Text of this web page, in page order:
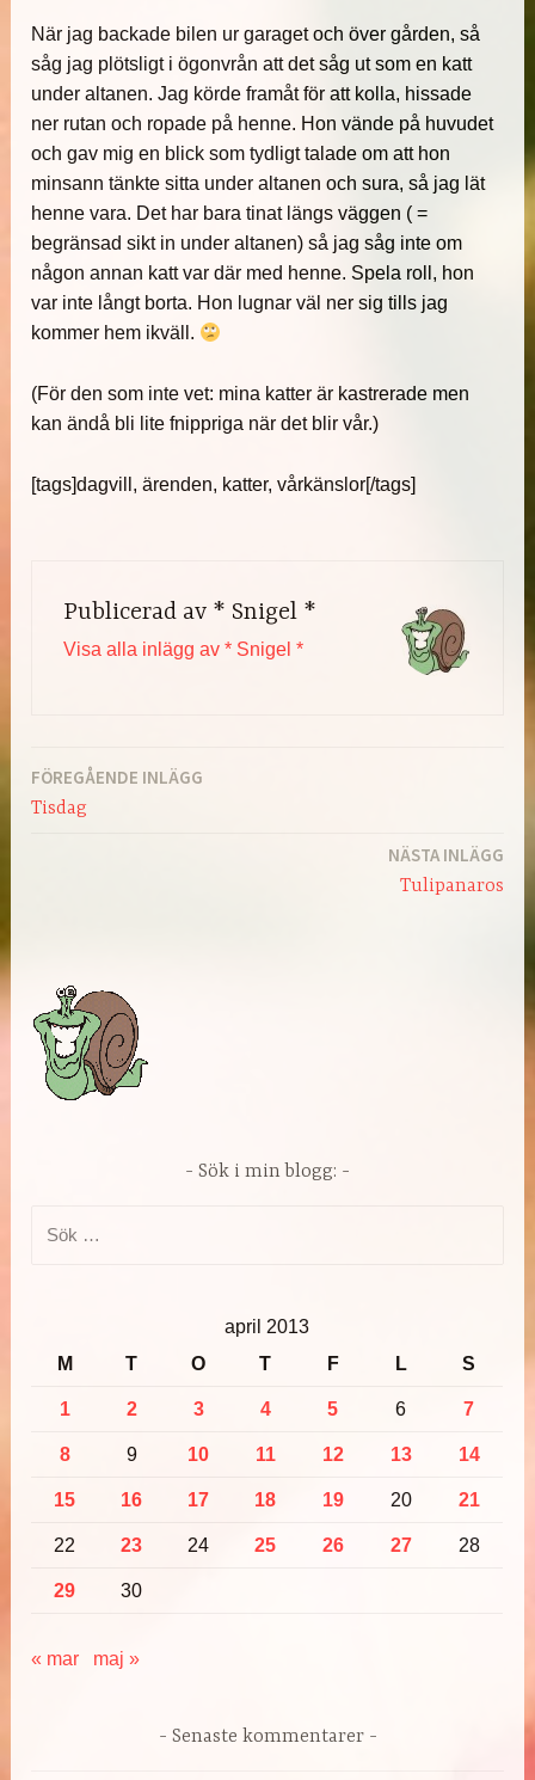
När jag backade bilen ur garaget och över gården, så
såg jag plötsligt i ögonvrån att det såg ut som en katt
under altanen. Jag körde framåt för att kolla, hissade
ner rutan och ropade på henne. Hon vände på huvudet
och gav mig en blick som tydligt talade om att hon
minsann tänkte sitta under altanen och sura, så jag lät
henne vara. Det har bara tinat längs väggen ( =
begränsad sikt in under altanen) så jag såg inte om
någon annan katt var där med henne. Spela roll, hon
var inte långt borta. Hon lugnar väl ner sig tills jag
kommer hem ikväll.
(För den som inte vet: mina katter är kastrerade men
kan ändå bli lite fnippriga när det blir vår.)
[tags]dagvill, ärenden, katter, vårkänslor[/tags]
Publicerad av * Snigel *
Visa alla inlägg av * Snigel *
Inläggsnavigering
FÖREGÅENDE INLÄGG
Tisdag
NÄSTA INLÄGG
Tulipanaros
Sök i min blogg:
april 2013
M
T O T F L S
1 2 3 4 5 6 7
8 9 10 11 12 13 14
15 16 17 18 19 20 21
22 23 24 25 26 27 28
29 30
« mar maj »
Senaste kommentarer